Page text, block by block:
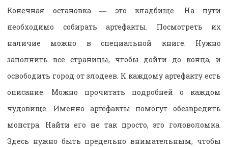
Конечная остановка ― это кладбище. На пути
необходимо собирать артефакты. Посмотреть их
наличие можно в специальной книге. Нужно
заполнить все страницы, чтобы дойти до конца, и
освободить город от злодеев. К каждому артефакту есть
описание. Можно прочитать подробней о каждом
чудовище. Именно артефакты помогут обезвредить
монстра. Найти его не так просто, это головоломка.
Здесь нужно быть предельно внимательным, чтобы